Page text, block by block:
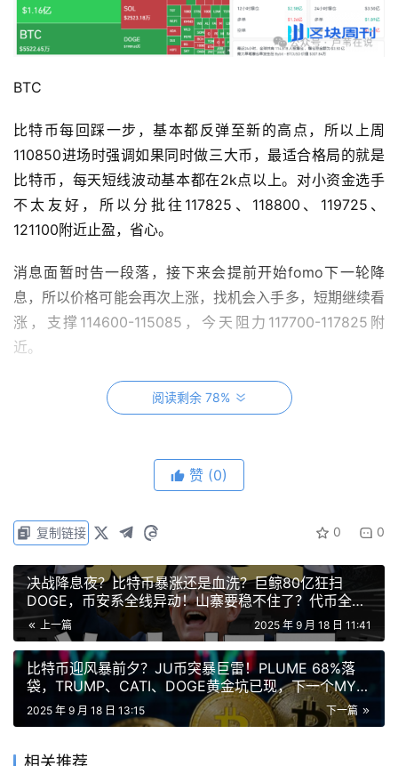
BTC
比特币每回踩一步，基本都反弹至新的高点，所以上周
110850进场时强调如果同时做三大币，最适合格局的就是
比特币，每天短线波动基本都在2k点以上。对小资金选手
不太友好，所以分批往117825、118800、119725、
121100附近止盈，省心。
消息面暂时告一段落，接下来会提前开始fomo下一轮降
息，所以价格可能会再次上涨，找机会入手多，短期继续看
涨，支撑114600-115085，今天阻力117700-117825附
近。
昨天以太坊在降息公布前先下跌，随后美联储宣布降息25
个基点，符合市场预期，价格开始反弹。之前预判也是先跌
后涨，但多单已提前离场。
接下来走势较明朗，小级别回踩可考虑做多，短期继续看
涨，可能提前下一轮降息。建议在4550-4570区间回踩时
阅读剩余 78%
赞 (0)
0 0
复制链接
决战降息夜？比特币暴涨还是血洗？巨鲸80亿狂扫
DOGE，币安系全线异动！山寨要稳不住了？代币全攻
略来了
上一篇 2025 年 9 月 18 日 11:41
比特币迎风暴前夕？JU币突暴巨雷！PLUME 68%落
袋，TRUMP、CATI、DOGE黄金坑已现，下一个MYX
要爆？
下一篇
2025 年 9 月 18 日 13:15
相关推荐